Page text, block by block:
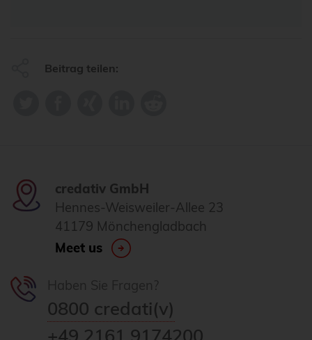
Beitrag teilen:
credativ GmbH
Hennes-Weisweiler-Allee 23
41179 Mönchengladbach
Meet us
0800 credati(v)
+49 2161 9174200